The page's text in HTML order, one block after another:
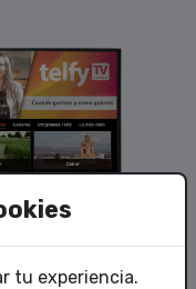
tu experiencia.